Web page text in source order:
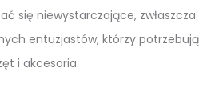
się niewystarczające, zwłaszcza
entuzjastów, którzy potrzebują
i akcesoria.